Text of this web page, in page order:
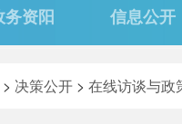
务资阳 信息公开
> 决策公开 > 在线访谈与政